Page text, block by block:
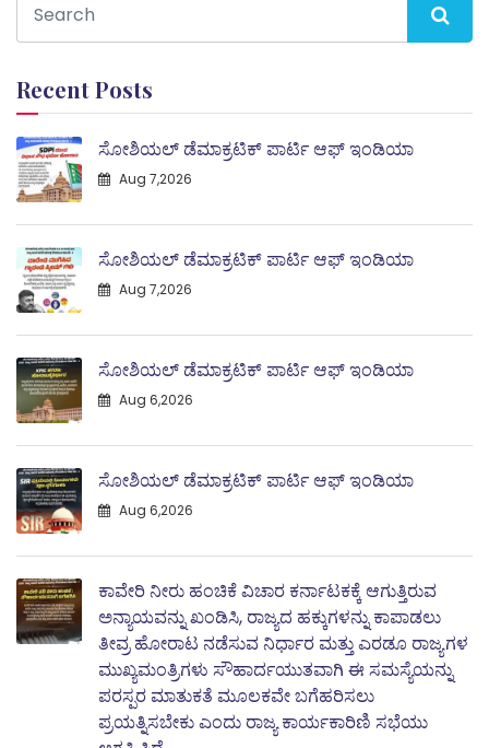
Recent Posts
ಸೋಶಿಯಲ್ ಡೆಮಾಕ್ರಟಿಕ್ ಪಾರ್ಟಿ ಆಫ್ ಇಂಡಿಯಾ
Aug 7,2026
ಸೋಶಿಯಲ್ ಡೆಮಾಕ್ರಟಿಕ್ ಪಾರ್ಟಿ ಆಫ್ ಇಂಡಿಯಾ
Aug 7,2026
ಸೋಶಿಯಲ್ ಡೆಮಾಕ್ರಟಿಕ್ ಪಾರ್ಟಿ ಆಫ್ ಇಂಡಿಯಾ
Aug 6,2026
ಸೋಶಿಯಲ್ ಡೆಮಾಕ್ರಟಿಕ್ ಪಾರ್ಟಿ ಆಫ್ ಇಂಡಿಯಾ
Aug 6,2026
ಕಾವೇರಿ ನೀರು ಹಂಚಿಕೆ ವಿಚಾರ ಕರ್ನಾಟಕಕ್ಕೆ ಆಗುತ್ತಿರುವ
ಅನ್ಯಾಯವನ್ನು ಖಂಡಿಸಿ, ರಾಜ್ಯದ ಹಕ್ಕುಗಳನ್ನು ಕಾಪಾಡಲು
ತೀವ್ರ ಹೋರಾಟ ನಡೆಸುವ ನಿರ್ಧಾರ ಮತ್ತು ಎರಡೂ ರಾಜ್ಯಗಳ
ಮುಖ್ಯಮಂತ್ರಿಗಳು ಸೌಹಾರ್ದಯುತವಾಗಿ ಈ ಸಮಸ್ಯೆಯನ್ನು
ಪರಸ್ಪರ ಮಾತುಕತೆ ಮೂಲಕವೇ ಬಗೆಹರಿಸಲು
ಪ್ರಯತ್ನಿಸಬೇಕು ಎಂದು ರಾಜ್ಯ ಕಾರ್ಯಕಾರಿಣಿ ಸಭೆಯು